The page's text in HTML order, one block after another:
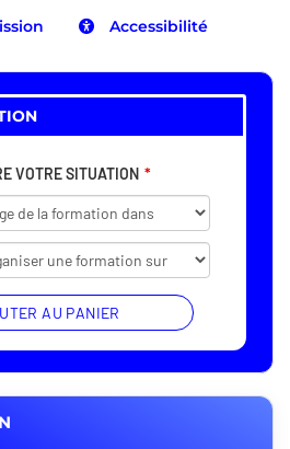
Accessibilité
VOTRE SITUATION
AU PANIER